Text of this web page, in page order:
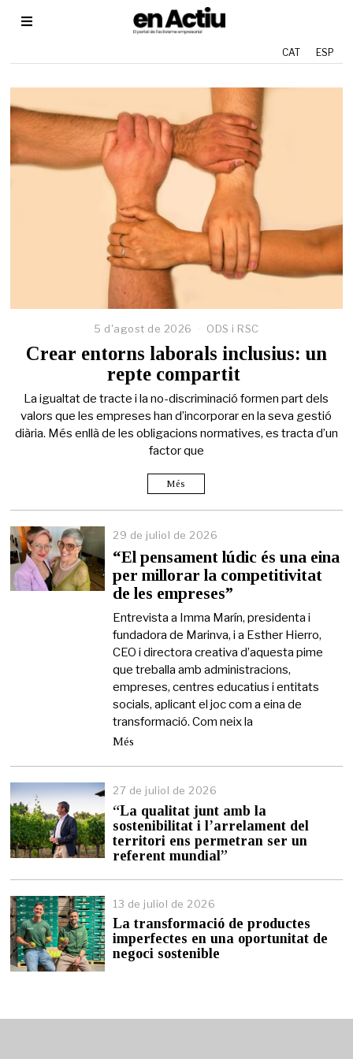
CAT ESP
5 d'agost de 2026
2
d
e
j
u
l
l
0
6
ODS i RSC
Crear entorns laborals inclusius: un
repte compartit
La igualtat de tracte i la no-discriminació formen part dels
valors que les empreses han d’incorporar en la seva gestió
diària. Més enllà de les obligacions normatives, es tracta d’un
factor que
Més
29 de juliol de 2026
“El pensament lúdic és una eina
per millorar la competitivitat
de les empreses”
Entrevista a Imma Marín, presidenta i
fundadora de Marinva, i a Esther Hierro,
CEO i directora creativa d’aquesta pime
que treballa amb administracions,
empreses, centres educatius i entitats
socials, aplicant el joc com a eina de
transformació. Com neix la
Més
27 de juliol de 2026
7
d
e
j
u
l
d
e
2
“La qualitat junt amb la
sostenibilitat i l’arrelament del
territori ens permetran ser un
referent mundial”
13 de juliol de 2026
3
d
e
j
o
La transformació de productes
imperfectes en una oportunitat de
negoci sostenible